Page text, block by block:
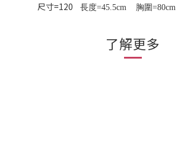
尺寸=120 長度=45.5cm 胸圍=80cm
了解更多